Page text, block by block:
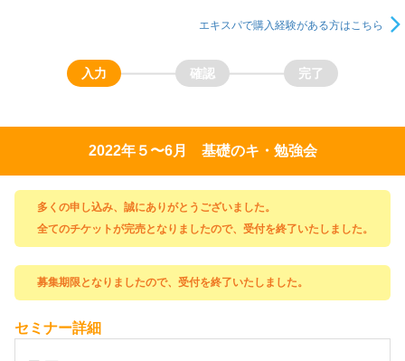
エキスパで購入経験がある方はこちら
2022年５〜6月 基礎のキ・勉強会
多くの申し込み、誠にありがとうございました。
全てのチケットが完売となりましたので、受付を終了いたしました。
募集期限となりましたので、受付を終了いたしました。
セミナー詳細